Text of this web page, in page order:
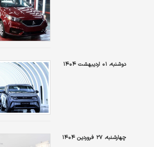
دوشنبه، ۰۱ اردیبهشت ۱۴۰۴
چهارشنبه، ۲۷ فروردین ۱۴۰۴